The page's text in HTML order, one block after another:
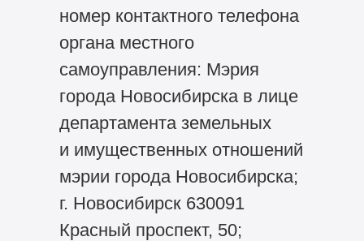
номер контактного телефона
органа местного
самоуправления: Мэрия
города Новосибирска в лице
департамента земельных
и имущественных отношений
мэрии города Новосибирска;
г. Новосибирск 630091
Красный проспект, 50;